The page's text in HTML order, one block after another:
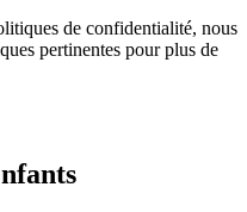
de confidentialité, nous
pertinentes pour plus de